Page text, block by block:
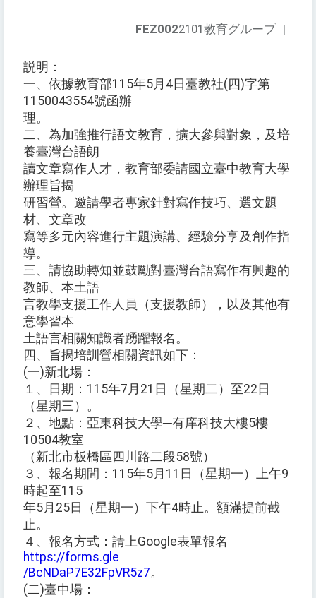
FEZ0022101教育グループ |
説明：
一、依據教育部115年5月4日臺教社(四)字第
1150043554號函辦
理。
二、為加強推行語文教育，擴大參與對象，及培
養臺灣台語朗
讀文章寫作人才，教育部委請國立臺中教育大學
辦理旨揭
研習營。邀請學者專家針對寫作技巧、選文題
材、文章改
寫等多元內容進行主題演講、經驗分享及創作指
導。
三、請協助轉知並鼓勵對臺灣台語寫作有興趣的
教師、本土語
言教學支援工作人員（支援教師），以及其他有
意學習本
土語言相關知識者踴躍報名。
四、旨揭培訓營相關資訊如下：
(一)新北場：
１、日期：115年7月21日（星期二）至22日
（星期三）。
２、地點：亞東科技大學─有庠科技大樓5樓
10504教室
（新北市板橋區四川路二段58號）
３、報名期間：115年5月11日（星期一）上午9
時起至115
年5月25日（星期一）下午4時止。額滿提前截
止。
４、報名方式：請上Google表單報名
https://forms.gle
/BcNDaP7E32FpVR5z7。
(二)臺中場：